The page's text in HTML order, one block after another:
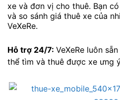
xe và đơn vị cho thuê. Bạn
và so sánh giá thuê xe của
VeXeRe.
Hỗ trợ 24/7: VeXeRe luôn
thể tìm và thuê được xe ưng